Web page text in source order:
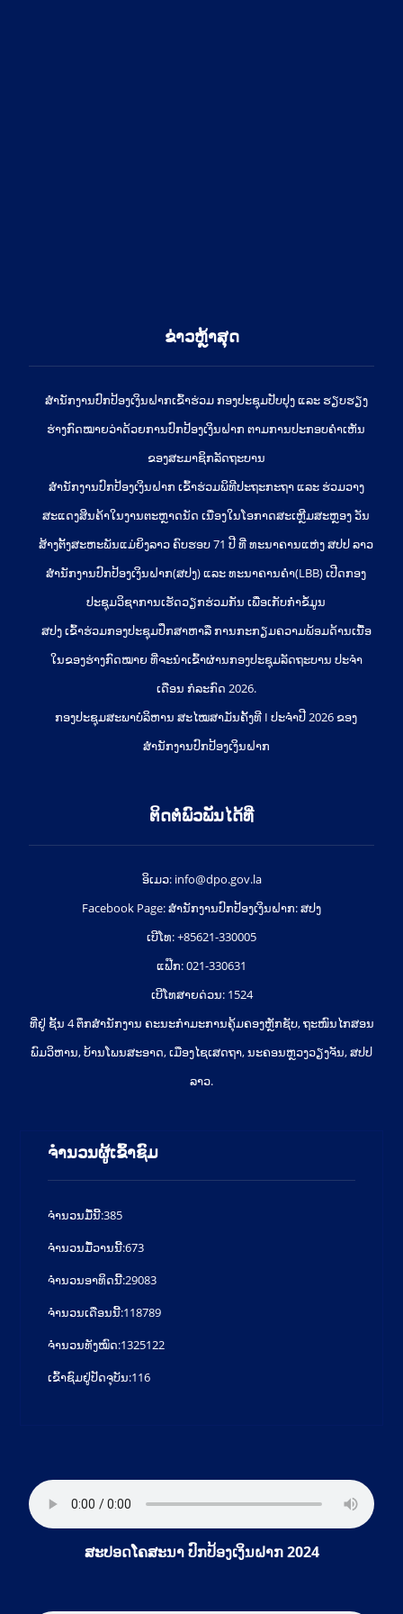
ຂ່າວຫຼ້າສຸດ
ສໍານັກງານປົກປ້ອງເງິນຝາກເຂົ້າຮ່ວມ ກອງປະຊຸມປັບປຸງ ແລະ ຮຽບຮຽງ
ຮ່າງກົດໝາຍວ່າດ້ວຍການປົກປ້ອງເງິນຝາກ ຕາມການປະກອບຄຳເຫັນ
ຂອງສະມາຊິກລັດຖະບານ
ສຳນັກງານປົກປ້ອງເງິນຝາກ ເຂົ້າຮ່ວມພິທີປະຖະກະຖາ ແລະ ຮ່ວມວາງ
ສະແດງສິນຄ້າໃນງານຕະຫຼາດນັດ ເນື່ອງໃນໂອກາດສະເຫຼີມສະຫຼອງ ວັນ
ສ້າງຕັ້ງສະຫະພັນແມ່ຍິງລາວ ຄົບຮອບ 71 ປີ ທີ່ ທະນາຄານແຫ່ງ ສປປ ລາວ
ສຳນັກງານປົກປ້ອງເງິນຝາກ(ສປງ) ແລະ ທະນາຄານຄຳ(LBB) ເປີດກອງ
ປະຊຸມວິຊາການເຮັດວຽກຮ່ວມກັນ ເພື່ອເກັບກຳຂໍ້ມູນ
ສປງ ເຂົ້າຮ່ວມກອງປະຊຸມປຶກສາຫາລື ການກະກຽມຄວາມພ້ອມດ້ານເນື້ອ
ໃນຂອງຮ່າງກົດໝາຍ ທີ່ຈະນໍາເຂົ້າຜ່ານກອງປະຊຸມລັດຖະບານ ປະຈໍາ
ເດືອນ ກໍລະກົດ 2026.
ກອງປະຊຸມສະພາບໍລິຫານ ສະໄໝສາມັນຄັ້ງທີ I ປະຈຳປີ 2026 ຂອງ
ສຳນັກງານປົກປ້ອງເງິນຝາກ
ຕິດຕໍ່ພົວພັນໄດ້ທີ່
ອິເມວ: info@dpo.gov.la
Facebook Page: ສໍານັກງານປົກປ້ອງເງິນຝາກ: ສປງ
ເບີໂທ: +85621-330005
ແຟ໊ກ: 021-330631
ເບີໂທສາຍດ່ວນ: 1524
ທີ່ຢູ່ ຊັ້ນ 4 ຕຶກສຳນັກງານ ຄະນະກຳມະການຄຸ້ມຄອງຫຼັກຊັບ, ຖະໜົນໄກສອນ
ພົມວິຫານ, ບ້ານໂພນສະອາດ, ເມືອງໄຊເສດຖາ, ນະຄອນຫຼວງວຽງຈັນ, ສປປ
ລາວ.
ຈຳນວນຜູ້ເຂົ້າຊົມ
ຈໍານວນມື້ນີ້:385
ຈໍານວນມື້ວານນີ້:673
ຈໍານວນອາທິດນີ້:29083
ຈໍານວນເດືອນນີ້:118789
ຈຳນວນທັງໝົດ:1325122
ເຂົ້າຊົມຢູ່ປັດຈຸບັນ:116
ສະປອດໂຄສະນາ ປົກປ້ອງເງິນຝາກ 2024